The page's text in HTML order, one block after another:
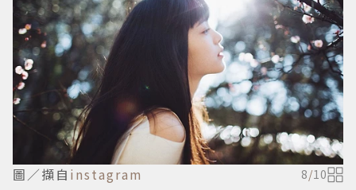
圖／擷自 instagram 8/10